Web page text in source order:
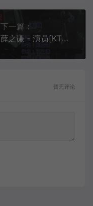
下一篇：
薛之谦 - 演员[KTV][VOB][239.4M]
暂无评论